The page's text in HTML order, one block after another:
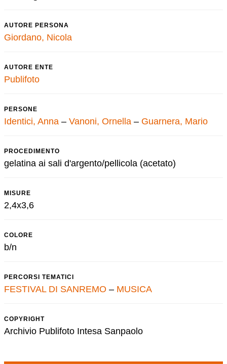
AUTORE PERSONA
Giordano, Nicola
AUTORE ENTE
Publifoto
PERSONE
Identici, Anna – Vanoni, Ornella – Guarnera, Mario
PROCEDIMENTO
gelatina ai sali d'argento/pellicola (acetato)
MISURE
2,4x3,6
COLORE
b/n
PERCORSI TEMATICI
FESTIVAL DI SANREMO – MUSICA
COPYRIGHT
Archivio Publifoto Intesa Sanpaolo